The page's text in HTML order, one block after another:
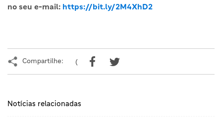
no seu e-mail: https://bit.ly/2M4XhD2
Compartilhe: (
Notícias relacionadas